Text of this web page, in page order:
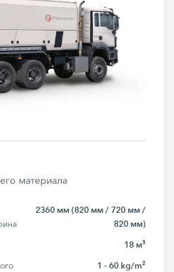
материала
2360 мм (820 мм / 720 мм /
820 мм)
18 м³
1 - 60 kg/m²